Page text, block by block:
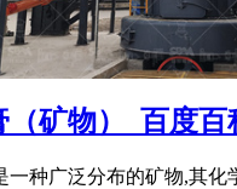
（矿物）_百度百
一种广泛分布的矿物,其化